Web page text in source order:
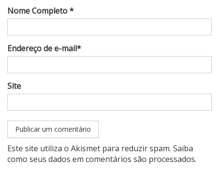
Nome Completo *
Endereço de e-mail*
Site
Este site utiliza o Akismet para reduzir spam. Saiba
como seus dados em comentários são processados.